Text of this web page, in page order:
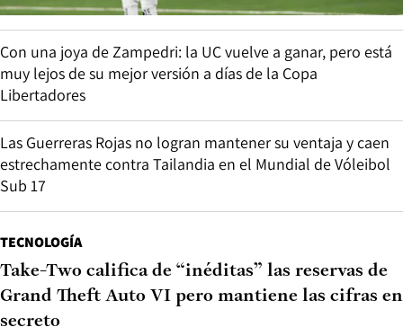
Con una joya de Zampedri: la UC vuelve a ganar, pero está
muy lejos de su mejor versión a días de la Copa
Libertadores
Las Guerreras Rojas no logran mantener su ventaja y caen
estrechamente contra Tailandia en el Mundial de Vóleibol
Sub 17
TECNOLOGÍA
Take-Two califica de “inéditas” las reservas de
Grand Theft Auto VI pero mantiene las cifras en
secreto